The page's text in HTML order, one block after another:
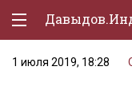
Политическая
1 июля 2019, 18:28